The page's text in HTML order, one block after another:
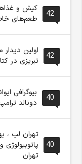
دریافت هزینه اعلام
رسید؟ / فتا ورود کرد
42
کیش و
طعم‌های
42
اولین
تبریزی در
40
بیوگرافی
دونالد ترامپ
40
تهران لب ،
تهران